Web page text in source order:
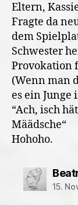
Eltern,
Fragte da
dem
Schwester
Provokation
(Wenn man
es ein Junge
“Ach, isch
Määdsche“
Hohoho.
15.